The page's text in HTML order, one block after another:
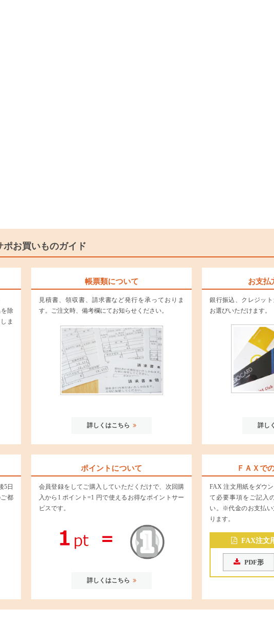
お買いものガイド
除
ま
帳票類について
見積書、領収書、請求書など発行を承っておりま
す。ご注文時、備考欄にてお知らせください。
詳しくはこちら
お支払
銀行振込、クレジット
お選びいただけます。
詳し
5日
都
ポイントについて
会員登録をしてご購入していただくだけで、次回購
入から1 ポイント=1 円で使えるお得なポイントサー
ビスです。
詳しくはこちら
ＦＡＸで
FAX 注文用紙をダウ
て必要事項をご記入
い。※代金のお支払い
ります。
FAX注文
PDF形